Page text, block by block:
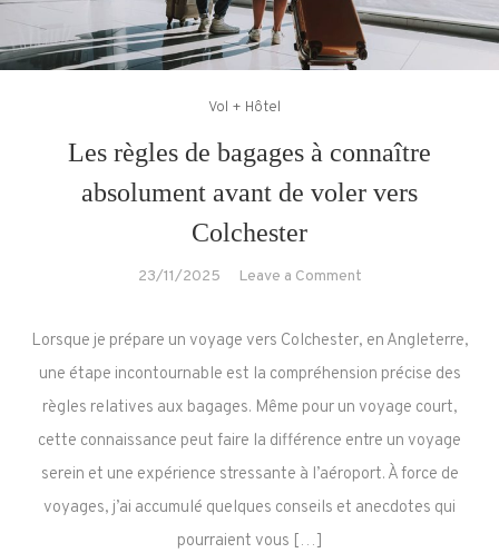
Vol + Hôtel
Les règles de bagages à connaître
absolument avant de voler vers
Colchester
23/11/2025 Leave a Commenton
règles
bagages
à
connaître
absolument
avant
Lorsque je prépare un voyage vers Colchester, en Angleterre,
une étape incontournable est la compréhension précise des
règles relatives aux bagages. Même pour un voyage court,
cette connaissance peut faire la différence entre un voyage
serein et une expérience stressante à l’aéroport. À force de
voyages, j’ai accumulé quelques conseils et anecdotes qui
pourraient vous […]